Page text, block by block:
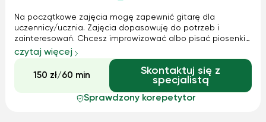
Na początkowe zajęcia mogę zapewnić gitarę dla
uczennicy/ucznia. Zajęcia dopasowuję do potrzeb i
zainteresowań. Chcesz improwizować albo pisać piosenki z
gitarą? Teraz bardziej czujesz muzykę punkową niż skalę
bluesową? Chcesz zagrać swoją ulubioną piosenkę lub
motyw z gry/filmu? Standardy jazzowe to nowe objawienie,
ale zdają się być za trudne? Interesują Cię podstawowe
chwyty i granie przy ognisku ze znajomymi? Zrobimy to bez
nudnych wprawek, dbając o to, by gra pozostała
czytaj więcej
150 zł/60 min
Skontaktuj się z
specjalistą
Sprawdzony korepetytor